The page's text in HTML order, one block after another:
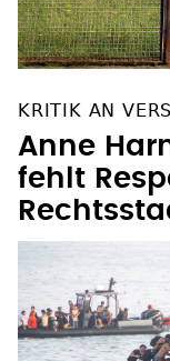
KRITIK AN
Anne
fehlt